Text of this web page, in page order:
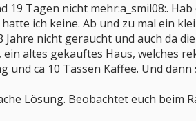
19 Tagen nicht mehr:a_smil08:.
ich keine. Ab und zu mal ein
Jahre nicht geraucht und auch da
ein altes gekauftes Haus, welches
und ca 10 Tassen Kaffee. Und
Lösung. Beobachtet euch beim